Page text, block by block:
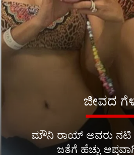
ಮೌನಿ ರಾಯ್ ಅವರು ನಟಿ
ಜತೆಗೆ ಹೆಚ್ಚು
ಜೀವದ